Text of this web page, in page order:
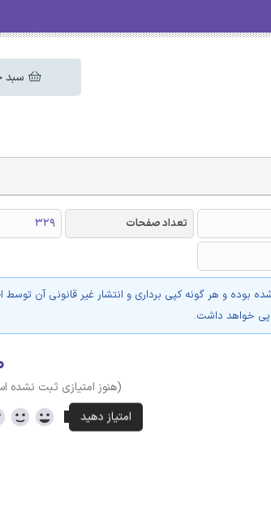
سبد
تعداد صفحات
329
بوده و هر گونه کپی برداری و انتشار غیر قانونی آن توسط
پی خواهد داشت.
(هنوز امتیازی ثبت نشده